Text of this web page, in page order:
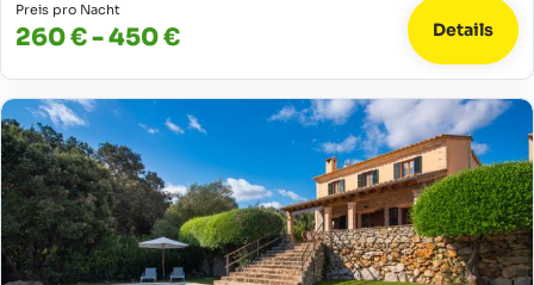
Preis pro Nacht
260 € - 450 € Details